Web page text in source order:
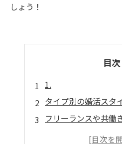
しょう！
目次
1.
タイプ別の婚活スタ
フリーランスや共働
オンライン婚活のメ